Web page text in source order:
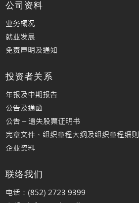
公司资料
业务概况
就业发展
免责声明及通知
投资者关系
年报及中期报告
公告及通函
公告 – 遗失股票证明书
宪章文件、组织章程大纲及组织章程细则
企业资料
联络我们
电话：(852) 2723 9399